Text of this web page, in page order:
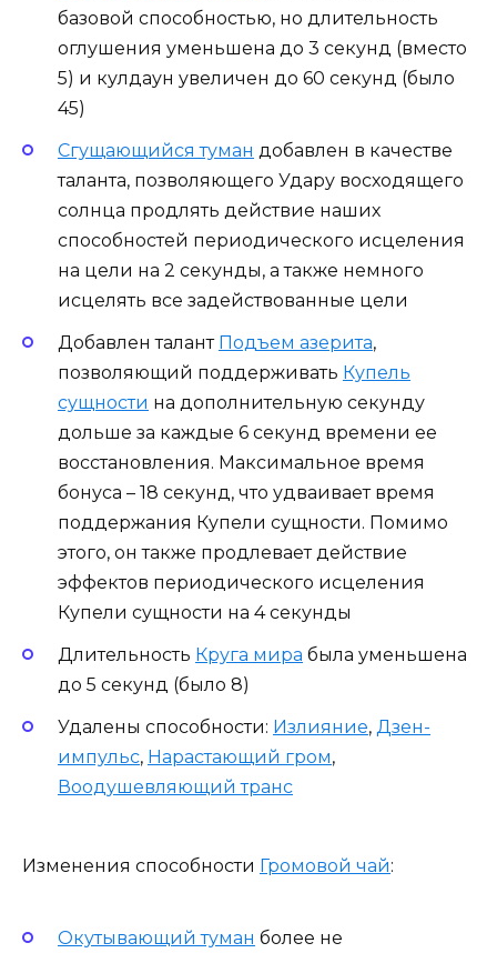
базовой способностью, но длительность
оглушения уменьшена до 3 секунд (вместо
5) и кулдаун увеличен до 60 секунд (было
45)
Сгущающийся туман добавлен в качестве
таланта, позволяющего Удару восходящего
солнца продлять действие наших
способностей периодического исцеления
на цели на 2 секунды, а также немного
исцелять все задействованные цели
Добавлен талант Подъем азерита,
позволяющий поддерживать Купель
сущности на дополнительную секунду
дольше за каждые 6 секунд времени ее
восстановления. Максимальное время
бонуса – 18 секунд, что удваивает время
поддержания Купели сущности. Помимо
этого, он также продлевает действие
эффектов периодического исцеления
Купели сущности на 4 секунды
Длительность Круга мира была уменьшена
до 5 секунд (было 8)
Удалены способности: Излияние, Дзен-
импульс, Нарастающий гром,
Воодушевляющий транс
Изменения способности Громовой чай:
Окутывающий туман более не